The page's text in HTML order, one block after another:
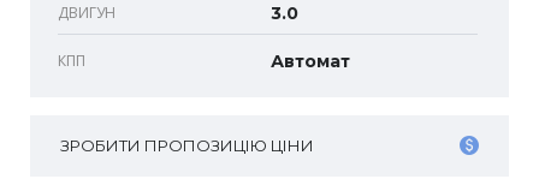
ДВИГУН 3.0
КПП Автомат
ЗРОБИТИ ПРОПОЗИЦІЮ ЦІНИ